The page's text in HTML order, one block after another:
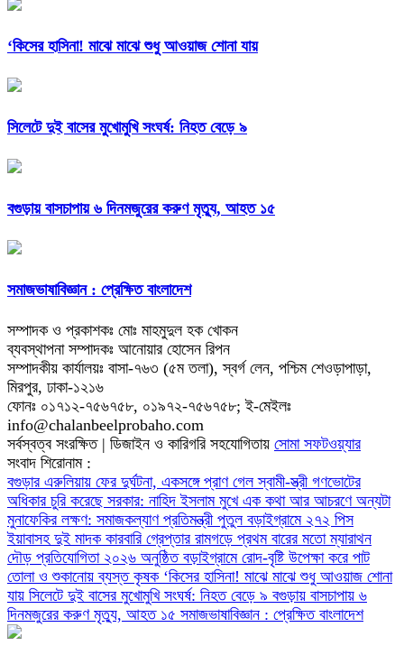
‘কিসের হাসিনা! মাঝে মাঝে শুধু আওয়াজ শোনা যায়
সিলেটে দুই বাসের মুখোমুখি সংঘর্ষ: নিহত বেড়ে ৯
বগুড়ায় বাসচাপায় ৬ দিনমজুরের করুণ মৃত্যু, আহত ১৫
সমাজভাষাবিজ্ঞান : প্রেক্ষিত বাংলাদেশ
সম্পাদক ও প্রকাশকঃ মোঃ মাহমুদুল হক খোকন
ব্যবস্থাপনা সম্পাদকঃ আনোয়ার হোসেন রিপন
সম্পাদকীয় কার্যালয়ঃ বাসা-৭৬৩ (৫ম তলা), স্বর্গ লেন, পশ্চিম শেওড়াপাড়া,
মিরপুর, ঢাকা-১২১৬
ফোনঃ ০১৭১২-৭৫৬৭৫৮, ০১৯৭২-৭৫৬৭৫৮; ই-মেইলঃ
info@chalanbeelprobaho.com
সর্বস্বত্ব সংরক্ষিত | ডিজাইন ও কারিগরি সহযোগিতায় সোমা সফটওয়্যার
সংবাদ শিরোনাম :
বগুড়ার এরুলিয়ায় ফের দুর্ঘটনা, একসঙ্গে প্রাণ গেল স্বামী-স্ত্রী গণভোটের
অধিকার চুরি করেছে সরকার: নাহিদ ইসলাম মুখে এক কথা আর আচরণে অন্যটা
মুনাফেকির লক্ষণ: সমাজকল্যাণ প্রতিমন্ত্রী পুতুল বড়াইগ্রামে ২৭২ পিস
ইয়াবাসহ দুই মাদক কারবারি গ্রেপ্তার রামগড়ে প্রথম বারের মতো ম্যারাথন
দৌড় প্রতিযোগিতা ২০২৬ অনুষ্ঠিত বড়াইগ্রামে রোদ-বৃষ্টি উপেক্ষা করে পাট
তোলা ও শুকানোয় ব্যস্ত কৃষক ‘কিসের হাসিনা! মাঝে মাঝে শুধু আওয়াজ শোনা
যায় সিলেটে দুই বাসের মুখোমুখি সংঘর্ষ: নিহত বেড়ে ৯ বগুড়ায় বাসচাপায় ৬
দিনমজুরের করুণ মৃত্যু, আহত ১৫ সমাজভাষাবিজ্ঞান : প্রেক্ষিত বাংলাদেশ